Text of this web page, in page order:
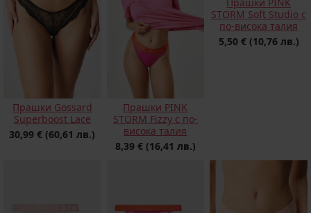
Прашки Gossard
Superboost Lace
30,99 € (60,61 лв.)
Прашки PINK
STORM Fizzy с по-
висока талия
8,39 € (16,41 лв.)
Прашки PINK
STORM Soft Studio с
по-висока талия
5,50 € (10,76 лв.)